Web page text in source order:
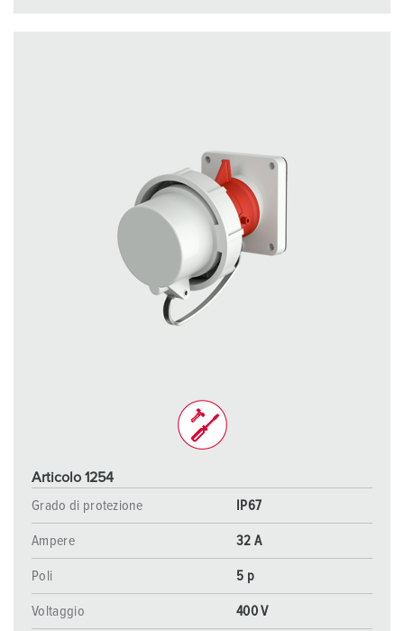
Articolo 1254
Grado di protezione
IP67
Ampere 32 A
Poli 5 p
Voltaggio 400 V